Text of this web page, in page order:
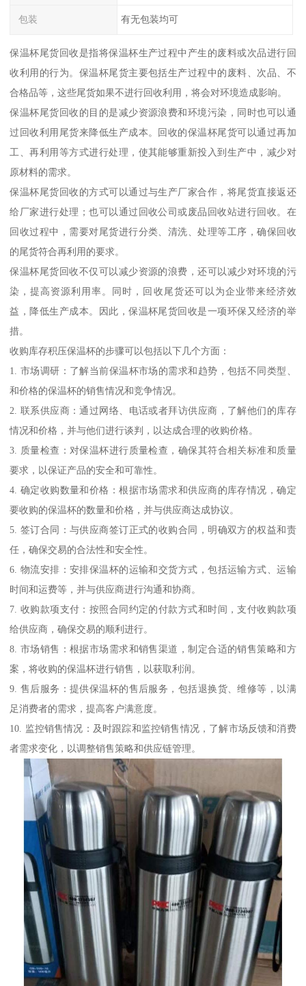
包装 有无包装均可
保温杯尾货回收是指将保温杯生产过程中产生的废料或次品进行回
收利用的行为。保温杯尾货主要包括生产过程中的废料、次品、不
合格品等，这些尾货如果不进行回收利用，将会对环境造成影响。
保温杯尾货回收的目的是减少资源浪费和环境污染，同时也可以通
过回收利用尾货来降低生产成本。回收的保温杯尾货可以通过再加
工、再利用等方式进行处理，使其能够重新投入到生产中，减少对
原材料的需求。
保温杯尾货回收的方式可以通过与生产厂家合作，将尾货直接返还
给厂家进行处理；也可以通过回收公司或废品回收站进行回收。在
回收过程中，需要对尾货进行分类、清洗、处理等工序，确保回收
的尾货符合再利用的要求。
保温杯尾货回收不仅可以减少资源的浪费，还可以减少对环境的污
染，提高资源利用率。同时，回收尾货还可以为企业带来经济效
益，降低生产成本。因此，保温杯尾货回收是一项环保又经济的举
措。
收购库存积压保温杯的步骤可以包括以下几个方面：
1. 市场调研：了解当前保温杯市场的需求和趋势，包括不同类型、
和价格的保温杯的销售情况和竞争情况。
2. 联系供应商：通过网络、电话或者拜访供应商，了解他们的库存
情况和价格，并与他们进行谈判，以达成合理的收购价格。
3. 质量检查：对保温杯进行质量检查，确保其符合相关标准和质量
要求，以保证产品的安全和可靠性。
4. 确定收购数量和价格：根据市场需求和供应商的库存情况，确定
要收购的保温杯的数量和价格，并与供应商达成协议。
5. 签订合同：与供应商签订正式的收购合同，明确双方的权益和责
任，确保交易的合法性和安全性。
6. 物流安排：安排保温杯的运输和交货方式，包括运输方式、运输
时间和运费等，并与供应商进行沟通和协商。
7. 收购款项支付：按照合同约定的付款方式和时间，支付收购款项
给供应商，确保交易的顺利进行。
8. 市场销售：根据市场需求和销售渠道，制定合适的销售策略和方
案，将收购的保温杯进行销售，以获取利润。
9. 售后服务：提供保温杯的售后服务，包括退换货、维修等，以满
足消费者的需求，提高客户满意度。
10. 监控销售情况：及时跟踪和监控销售情况，了解市场反馈和消费
者需求变化，以调整销售策略和供应链管理。